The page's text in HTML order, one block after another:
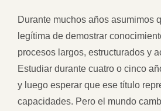
Durante muchos años asumimos
legítima de demostrar
procesos largos, estructurados y
Estudiar durante cuatro o cinco
y luego esperar que ese título
capacidades. Pero el mundo